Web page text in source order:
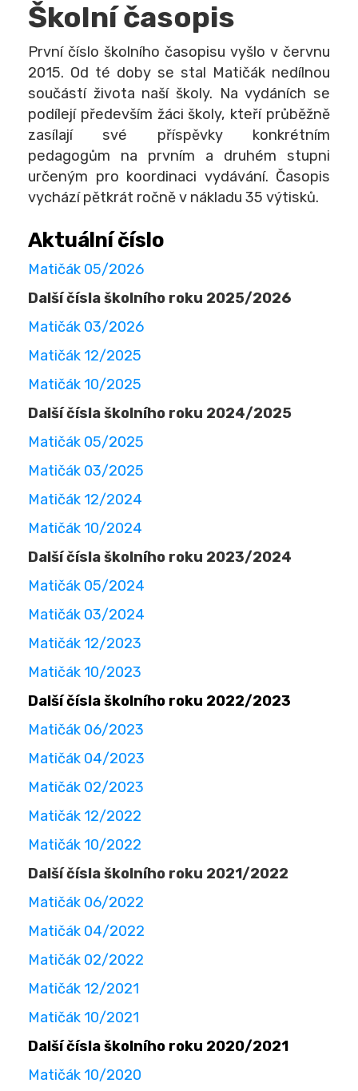
Školní časopis
První číslo školního časopisu vyšlo v červnu
2015. Od té doby se stal Matičák nedílnou
součástí života naší školy. Na vydáních se
podílejí především žáci školy, kteří průběžně
zasílají své příspěvky konkrétním
pedagogům na prvním a druhém stupni
určeným pro koordinaci vydávání. Časopis
vychází pětkrát ročně v nákladu 35 výtisků.
Aktuální číslo
Matičák 05/2026
Další čísla školního roku 2025/2026
Matičák 03/2026
Matičák 12/2025
Matičák 10/2025
Další čísla školního roku 2024/2025
Matičák 05/2025
Matičák 03/2025
Matičák 12/2024
Matičák 10/2024
Další čísla školního roku 2023/2024
Matičák 05/2024
Matičák 03/2024
Matičák 12/2023
Matičák 10/2023
Další čísla školního roku 2022/2023
Matičák 06/2023
Matičák 04/2023
Matičák 02/2023
Matičák 12/2022
Matičák 10/2022
Další čísla školního roku 2021/2022
Matičák 06/2022
Matičák 04/2022
Matičák 02/2022
Matičák 12/2021
Matičák 10/2021
Další čísla školního roku 2020/2021
Matičák 10/2020